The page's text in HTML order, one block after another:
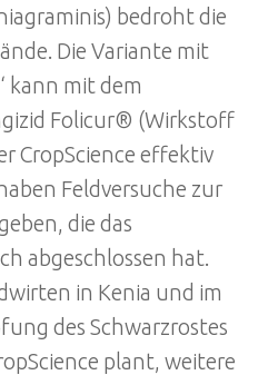
bedroht die
Die Variante mit
kann mit dem
Folicur® (Wirkstoff
CropScience effektiv
Feldversuche zur
die das
abgeschlossen hat.
in Kenia und im
des Schwarzrostes
plant, weitere